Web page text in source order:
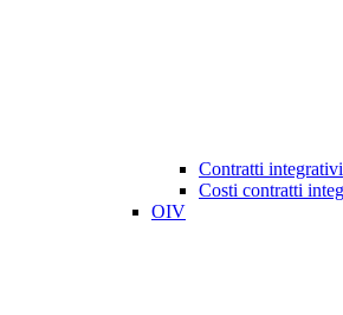
Contratti integrativi
Costi contratti
OIV